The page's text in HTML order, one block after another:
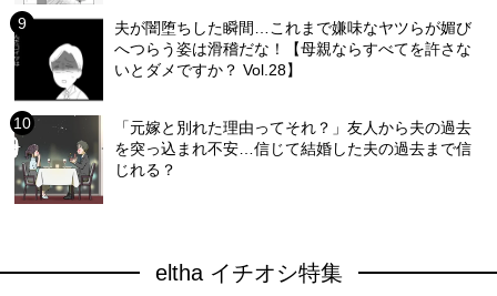
夫が闇堕ちした瞬間…これまで嫌味なヤツらが媚び
へつらう姿は滑稽だな！【母親ならすべてを許さな
いとダメですか？ Vol.28】
「元嫁と別れた理由ってそれ？」友人から夫の過去
を突っ込まれ不安…信じて結婚した夫の過去まで信
じれる？
eltha イチオシ特集